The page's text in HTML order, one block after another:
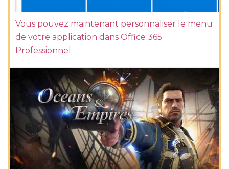
Vous pouvez maintenant personnaliser le menu
de votre application dans Office 365
Professionnel.